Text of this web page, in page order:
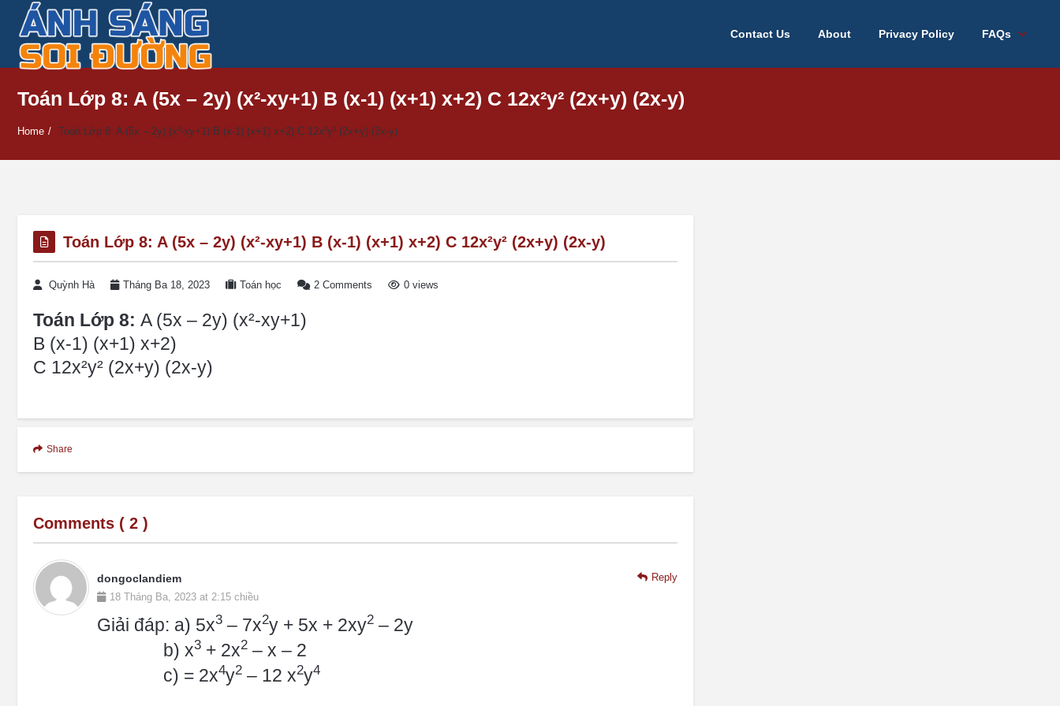
Contact Us About Privacy Policy FAQs
Toán Lớp 8: A (5x – 2y) (x²-xy+1) B (x-1) (x+1) x+2) C 12x²y² (2x+y) (2x-y)
Home / Toán Lớp 8: A (5x – 2y) (x²-xy+1) B (x-1) (x+1) x+2) C 12x²y² (2x+y) (2x-y)
Toán Lớp 8: A (5x – 2y) (x²-xy+1) B (x-1) (x+1) x+2) C 12x²y² (2x+y) (2x-y)
Quỳnh Hà Tháng Ba 18, 2023 Toán học 2 Comments 0 views
Toán Lớp 8: A (5x – 2y) (x²-xy+1)
B (x-1) (x+1) x+2)
C 12x²y² (2x+y) (2x-y)
Share
Comments ( 2 )
dongoclandiem
18 Tháng Ba, 2023 at 2:15 chiều
Reply
Giải đáp: a) 5x3 – 7x2y + 5x + 2xy2 – 2y
b) x3 + 2x2 – x – 2
c) = 2x4y2 – 12 x2y4